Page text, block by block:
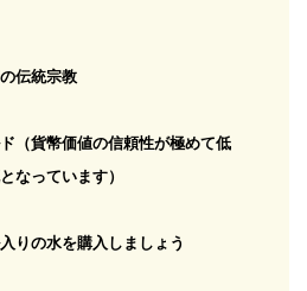
伝統宗教
（貨幣価値の信頼性が極めて低
なっています）
りの水を購入しましょう